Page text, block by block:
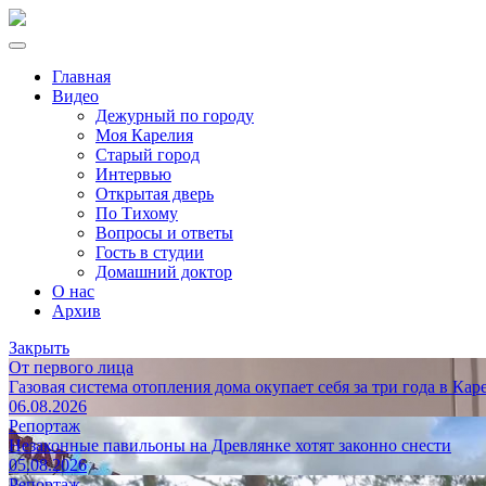
Главная
Видео
Дежурный по городу
Моя Карелия
Старый город
Интервью
Открытая дверь
По Тихому
Вопросы и ответы
Гость в студии
Домашний доктор
О нас
Архив
Закрыть
От первого лица
Газовая система отопления дома окупает себя за три года в
06.08.2026
Репортаж
Незаконные павильоны на Древлянке хотят законно снести
05.08.2026